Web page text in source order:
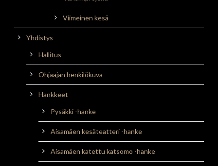
Viimeinen kesä
Yhdistys
Hallitus
Ohjaajan henkilökuva
Hankkeet
Pysäkki -hanke
Aisamäen kesäteatteri -hanke
Aisamäen katettu katsomo -hanke